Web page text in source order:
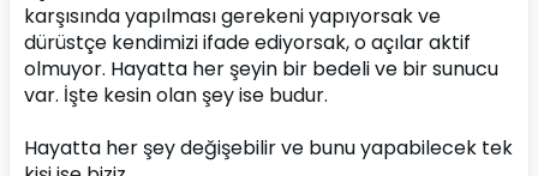
karşısında yapılması gerekeni yapıyorsak ve
dürüstçe kendimizi ifade ediyorsak, o açılar aktif
olmuyor. Hayatta her şeyin bir bedeli ve bir sunucu
var. İşte kesin olan şey ise budur.
Hayatta her şey değişebilir ve bunu yapabilecek tek